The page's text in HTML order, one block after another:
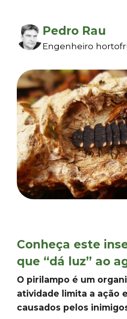
Pedro Rau
Engenheiro
Conheça este
que “dá luz” ao
O pirilampo é um
atividade limita a ação
causados pelos